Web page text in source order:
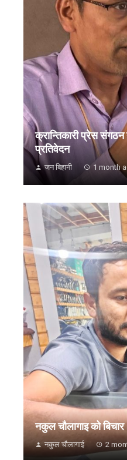
क्रान्तिकारी प्रेस
प्रतिवेदन
जन बिहानी 1 month
नकुल चौलागाइ को बिचार
नकुल चौलागाई 2